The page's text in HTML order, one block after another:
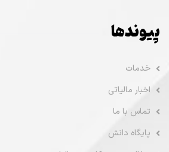
پیوندها
خدمات
اخبار مالیاتی
تماس با ما
پایگاه دانش